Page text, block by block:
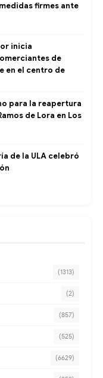
firmes ante
inicia
de
en el centro de
para la reapertura
de Lora en Los
de la ULA celebró
(1313)
(2)
(857)
(525)
(6629)